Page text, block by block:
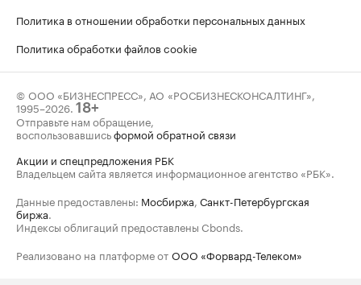
Политика в отношении обработки персональных данных
Политика обработки файлов cookie
© ООО «БИЗНЕСПРЕСС», АО «РОСБИЗНЕСКОНСАЛТИНГ»,
1995–2026. 18+
Отправьте нам обращение,
воспользовавшисьформой обратной связи
Акции и спецпредложения РБК
Владельцем сайта является информационное агентство «РБК».
Данные предоставлены: Мосбиржа, Санкт-Петербургская
биржа.
Индексы облигаций предоставлены Cbonds.
Реализовано на платформе от ООО «Форвард-Телеком»